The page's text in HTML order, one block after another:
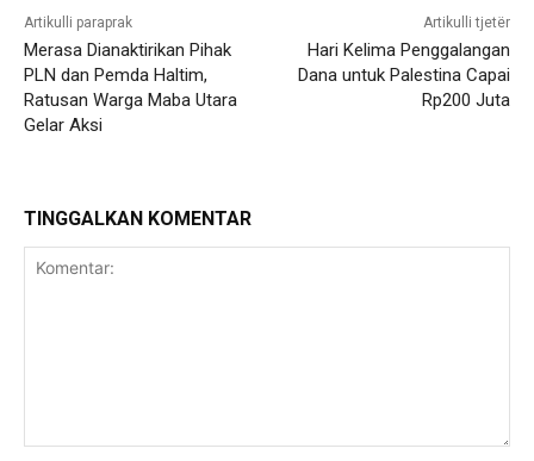
Artikulli paraprak
Merasa Dianaktirikan Pihak
PLN dan Pemda Haltim,
Ratusan Warga Maba Utara
Gelar Aksi
Artikulli tjetër
Hari Kelima Penggalangan
Dana untuk Palestina Capai
Rp200 Juta
TINGGALKAN KOMENTAR